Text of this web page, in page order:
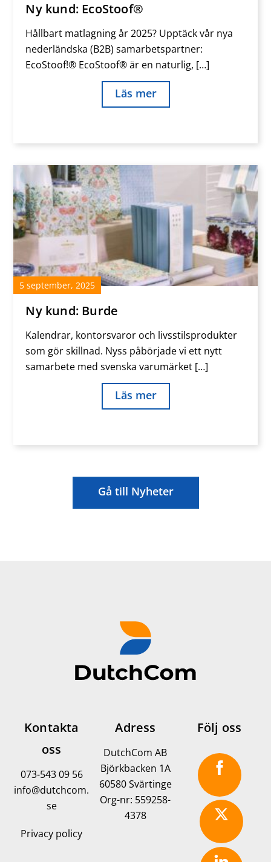
Ny kund: EcoStoof®
Hållbart matlagning år 2025? Upptäck vår nya
nederländska (B2B) samarbetspartner:
EcoStoof!® EcoStoof® är en naturlig, […]
Läs mer
5 september,2025
Ny kund: Burde
Kalendrar, kontorsvaror och livsstilsprodukter
som gör skillnad. Nyss påbörjade vi ett nytt
samarbete med svenska varumärket […]
Läs mer
Gå till Nyheter
Kontakta
oss
073-543 09 56
info@dutchcom.
se
Privacy policy
Adress
DutchCom AB
Björkbacken 1A
60580 Svärtinge
Org-nr: 559258-
4378
Följ oss